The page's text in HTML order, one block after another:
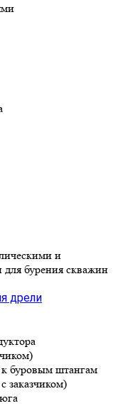
и
бурения скважин
дрели
буровым штангам
заказчиком)